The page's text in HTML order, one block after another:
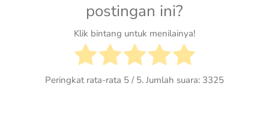
postingan ini?
Klik bintang untuk menilainya!
Peringkat rata-rata 5 / 5. Jumlah suara: 3325